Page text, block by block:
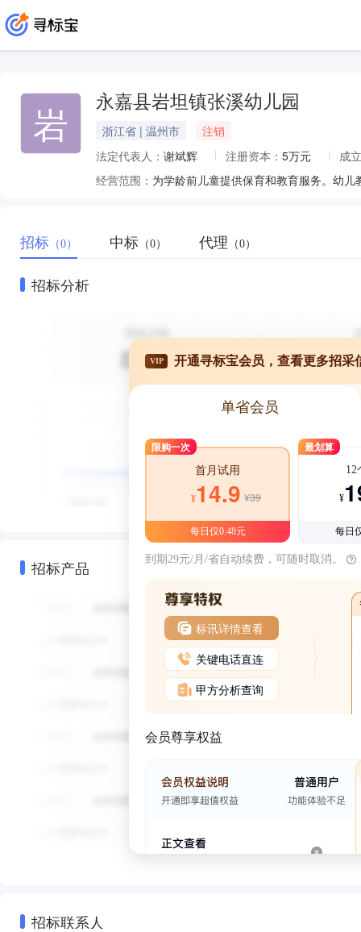
岩 永嘉县岩坦镇张溪幼儿园
浙江省 | 温州市
注销
法定代表人： 谢斌辉 注册资本： 5万元
成
经营范围： 为学龄前儿童提供保育和教育服务。幼
招标 （0） 中标 （0） 代理 （0）
招标分析
招标产品
VIP 开通寻标宝会员，查看更多招采
单省会员
限购一次
首月试用
¥14.9 ¥39
每日仅0.48元
最划算
12
¥
每日
到期29元/月/省自动续费，可随时取消。
标讯详情查看
关键电话直连
甲方分析查询
会员尊享权益
招标联系人